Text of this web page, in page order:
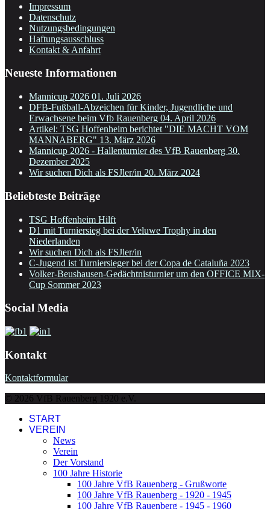
Impressum
Datenschutz
Nutzungsbedingungen
Haftungsausschluss
Kontakt & Anfahrt
Neueste Informationen
Mannicup 2026 01. Juli 2026
DFB-Fußball-Abzeichen für Kinder, Jugendliche und
Erwachsene beim Vfb Rauenberg 04. April 2026
Artikel: TSG Hoffenheim berichtet "DIE MACHT VOM
MANNABERG" 13. März 2026
Mannicup 2026 - Hallenturnier des VfB Rauenberg 30.
Dezember 2025
Wir suchen Dich als FSJler/in 20. März 2024
Beliebteste Beiträge
TSG Hoffenheim Hilft
D1 mit Turniersieg bei der Veluwe Trophy in den
Niederlanden
Wir suchen Dich als FSJler/in
C-Jugend ist Turniersieger bei der Copa de Cataluña 2023
Volker-Beushausen-Gedächtnisturnier um den OFFICE MIX-
Cup Sommer 2023
Social Media
Kontakt
Kontaktformular
© 2026 VfB Rauenberg 1920 e.V.
START
VEREIN
News
Verein
Der Vorstand
100 Jahre Historie
100 Jahre VfB Rauenberg - Grußworte
100 Jahre VfB Rauenberg - 1920 - 1945
100 Jahre VfB Rauenberg - 1945 - 1960